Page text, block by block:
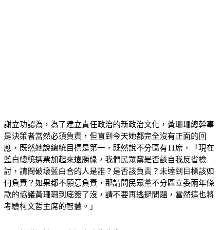
謝立功認為，為了建立責任政治的新政治文化，黃珊珊總幹事
是決策者當然必須負責，但直到今天她都完全沒有正面的回
應，既然她說總統目標是第一，既然說不分區有11席，「現在
藍白總統選票加起來遠勝綠，我們民眾黨是否該自我反省檢
討，請問破壞藍白合的人是誰？是否該負責？未達到目標該如
何負責？如果都不願意負責，那請問民眾黨不分區立委兩年條
款的協議黃珊珊到底簽了沒，請不要再逃避問題，當然這也將